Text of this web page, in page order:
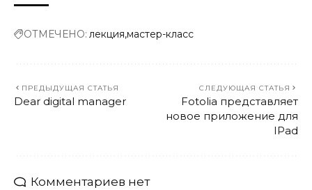
ОТМЕЧЕНО: лекция мастер-класс
ПРЕДЫДУЩАЯ СТАТЬЯ
Dear digital manager
СЛЕДУЮЩАЯ СТАТЬЯ
Fotolia представляет
новое приложение для
IPad
Комментариев нет